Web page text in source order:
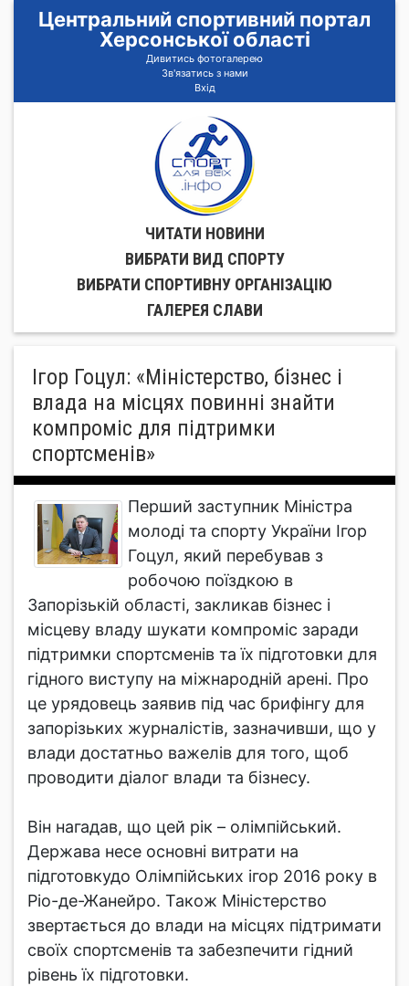
Центральний спортивний портал
Херсонської області
Дивитись фотогалерею
Зв'язатись з нами
Вхід
ЧИТАТИ НОВИНИ
ВИБРАТИ ВИД СПОРТУ
ВИБРАТИ СПОРТИВНУ ОРГАНIЗАЦIЮ
ГАЛЕРЕЯ СЛАВИ
Ігор Гоцул: «Міністерство, бізнес і
влада на місцях повинні знайти
компроміс для підтримки
спортсменів»
Перший заступник Міністра
молоді та спорту України Ігор
Гоцул, який перебував з
робочою поїздкою в
Запорізькій області, закликав бізнес і
місцеву владу шукати компроміс заради
підтримки спортсменів та їх підготовки для
гідного виступу на міжнародній арені. Про
це урядовець заявив під час брифінгу для
запорізьких журналістів, зазначивши, що у
влади достатньо важелів для того, щоб
проводити діалог влади та бізнесу.
Він нагадав, що цей рік – олімпійський.
Держава несе основні витрати на
підготовкудо Олімпійських ігор 2016 року в
Ріо-де-Жанейро. Також Міністерство
звертається до влади на місцях підтримати
своїх спортсменів та забезпечити гідний
рівень їх підготовки.